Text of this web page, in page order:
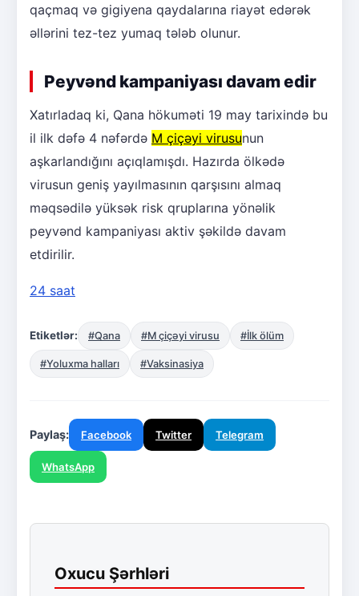
qaçmaq və gigiyena qaydalarına riayət edərək
əllərini tez-tez yumaq tələb olunur.
Peyvənd kampaniyası davam edir
Xatırladaq ki, Qana hökuməti 19 may tarixində bu
il ilk dəfə 4 nəfərdə M çiçəyi virusunun
aşkarlandığını açıqlamışdı. Hazırda ölkədə
virusun geniş yayılmasının qarşısını almaq
məqsədilə yüksək risk qruplarına yönəlik
peyvənd kampaniyası aktiv şəkildə davam
etdirilir.
24 saat
Etiketlər: #Qana #M çiçəyi virusu #İlk ölüm
#Yoluxma halları #Vaksinasiya
Paylaş: Facebook Twitter Telegram
WhatsApp
Oxucu Şərhləri